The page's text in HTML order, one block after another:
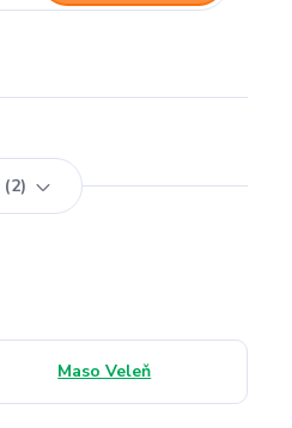
2
Maso Veleň